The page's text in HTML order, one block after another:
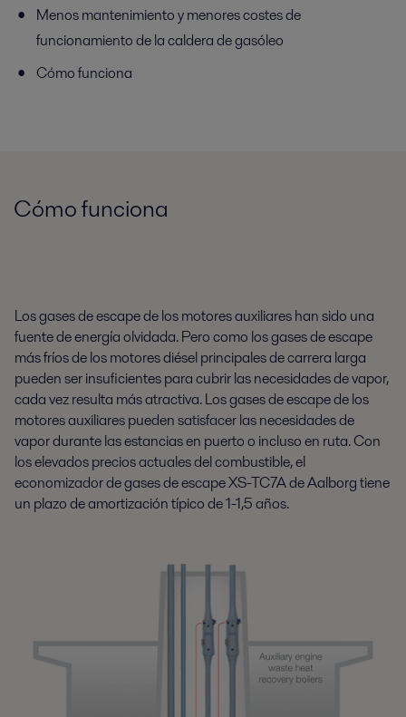
Menos mantenimiento y menores costes de
funcionamiento de la caldera de gasóleo
Cómo funciona
Cómo funciona
Los gases de escape de los motores auxiliares han sido una
fuente de energía olvidada. Pero como los gases de escape
más fríos de los motores diésel principales de carrera larga
pueden ser insuficientes para cubrir las necesidades de vapor,
cada vez resulta más atractiva. Los gases de escape de los
motores auxiliares pueden satisfacer las necesidades de
vapor durante las estancias en puerto o incluso en ruta. Con
los elevados precios actuales del combustible, el
economizador de gases de escape XS-TC7A de Aalborg tiene
un plazo de amortización típico de 1-1,5 años.